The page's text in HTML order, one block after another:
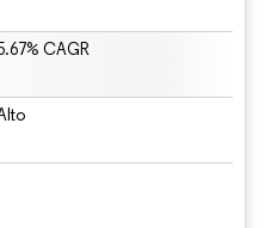
CAGR
atribución según CC BY 4.0.